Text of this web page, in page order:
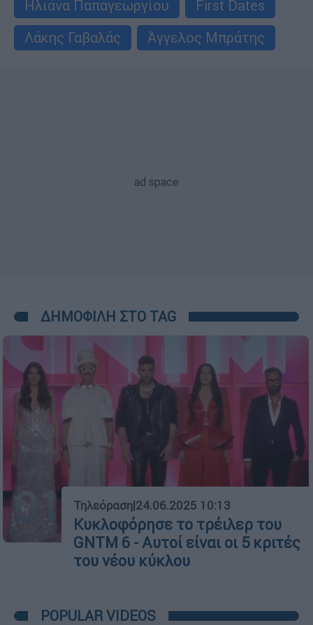
Ηλιάνα Παπαγεωργίου
First Dates
Λάκης Γαβαλάς
Άγγελος Μπράτης
ΔΗΜΟΦΙΛΗ ΣΤΟ TAG
01 Τηλεόραση|24.06.2025 10:13
Κυκλοφόρησε το τρέιλερ του
GNTM 6 - Αυτοί είναι οι 5 κριτές
του νέου κύκλου
POPULAR VIDEOS